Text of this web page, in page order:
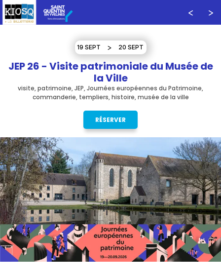
19 SEPT 20 SEPT
JEP 26 - Visite patrimoniale du Musée de
la Ville
visite, patrimoine, JEP, Journées européennes du Patrimoine,
commanderie, templiers, histoire, musée de la ville
RÉSERVER